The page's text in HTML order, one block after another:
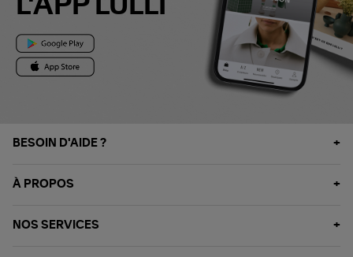
L'APP LULLI
BESOIN D'AIDE ?
À PROPOS
NOS SERVICES